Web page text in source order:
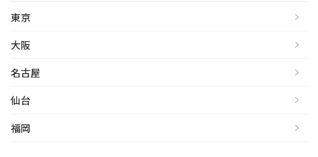
東京
大阪
名古屋
仙台
福岡